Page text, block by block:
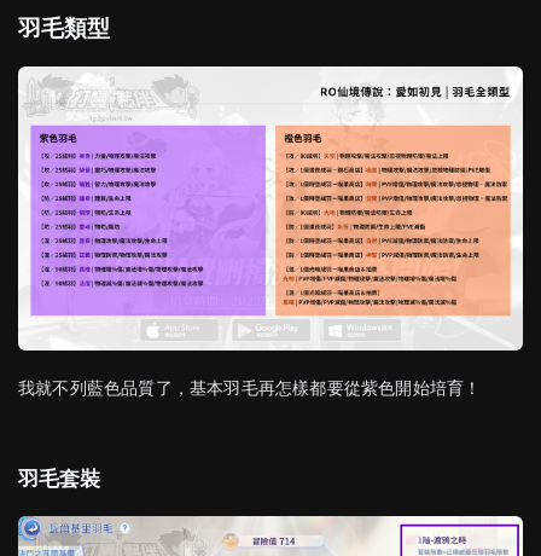
羽毛類型
我就不列藍色品質了，基本羽毛再怎樣都要從紫色開始培育！
羽毛套裝